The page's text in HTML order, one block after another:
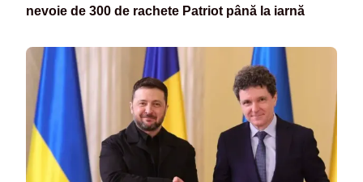
nevoie de 300 de rachete Patriot până la iarnă